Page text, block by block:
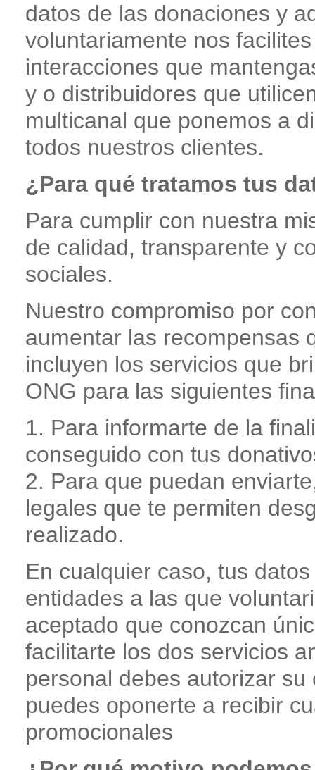
datos de las donaciones y
voluntariamente nos
interacciones que
y o distribuidores que
multicanal que ponemos a
todos nuestros clientes.
¿Para qué tratamos tus
Para cumplir con nuestra
de calidad, transparente y
sociales.
Nuestro compromiso por
aumentar las recompensas
incluyen los servicios que
ONG para las siguientes
1. Para informarte de la
conseguido con tus
2. Para que puedan
legales que te permiten
realizado.
En cualquier caso, tus
entidades a las que
aceptado que conozcan
facilitarte los dos servicios
personal debes autorizar
puedes oponerte a recibir
promocionales